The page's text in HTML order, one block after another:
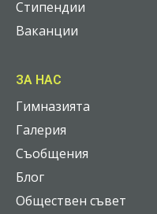
Стипендии
Ваканции
ЗА НАС
Гимназията
Галерия
Съобщения
Блог
Обществен съвет